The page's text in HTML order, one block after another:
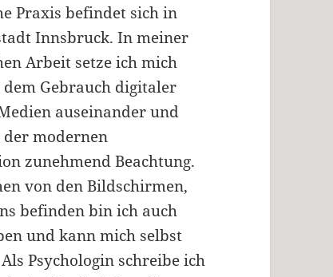
Praxis befindet sich in
Innsbruck. In meiner
Arbeit setze ich mich
Gebrauch digitaler
auseinander und
der modernen
zunehmend Beachtung.
von den Bildschirmen,
befinden bin ich auch
und kann mich selbst
Psychologin schreibe ich